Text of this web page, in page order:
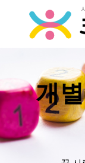
개